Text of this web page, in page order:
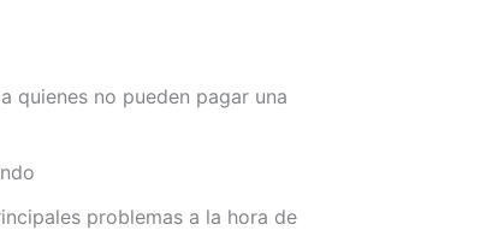
quienes no pueden pagar una
problemas a la hora de